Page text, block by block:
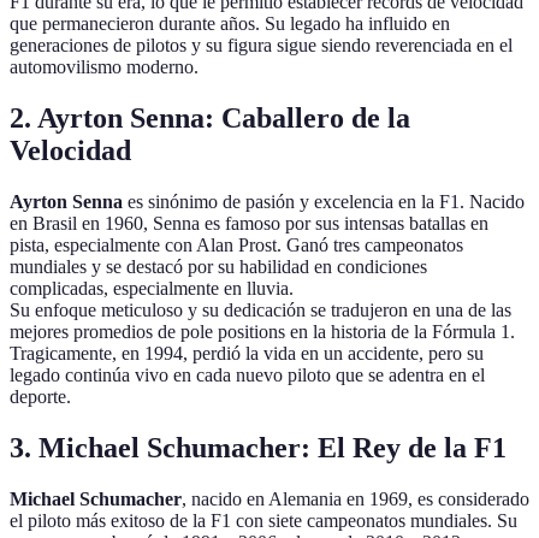
que permanecieron durante años. Su legado ha influido en
generaciones de pilotos y su figura sigue siendo reverenciada en el
automovilismo moderno.
2. Ayrton Senna: Caballero de la
Velocidad
Ayrton Senna es sinónimo de pasión y excelencia en la F1. Nacido
en Brasil en 1960, Senna es famoso por sus intensas batallas en
pista, especialmente con Alan Prost. Ganó tres campeonatos
mundiales y se destacó por su habilidad en condiciones
complicadas, especialmente en lluvia.
Su enfoque meticuloso y su dedicación se tradujeron en una de las
mejores promedios de pole positions en la historia de la Fórmula 1.
Tragicamente, en 1994, perdió la vida en un accidente, pero su
legado continúa vivo en cada nuevo piloto que se adentra en el
deporte.
3. Michael Schumacher: El Rey de la F1
Michael Schumacher, nacido en Alemania en 1969, es considerado
el piloto más exitoso de la F1 con siete campeonatos mundiales. Su